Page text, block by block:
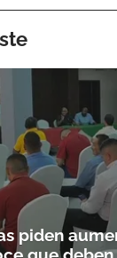
piden
que